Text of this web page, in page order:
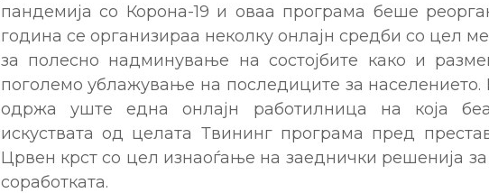
пандемија со Корона-19 и оваа програма беше
година се организираа неколку онлајн средби со цел
за полесно надминување на состојбите како и
поголемо ублажување на последиците за
одржа уште една онлајн работилница на која
искуствата од целата Твининг програма пред
Црвен крст со цел изнаоѓање на заеднички решенија
соработката.